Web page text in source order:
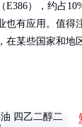
E386），约占
也有应用。值得
在某些国家和地